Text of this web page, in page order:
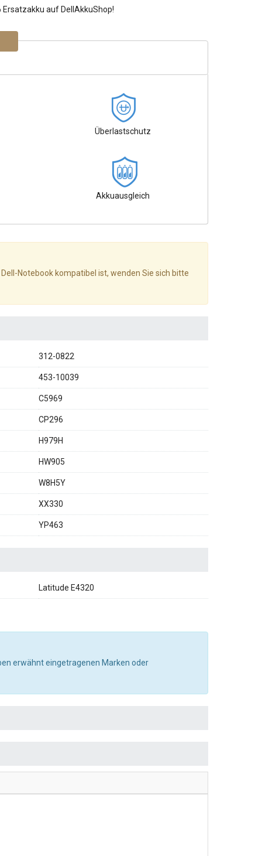
auf DellAkkuShop!
Überlastschutz
Akkuausgleich
Notebook kompatibel ist, wenden Sie sich bitte
312-0822
453-10039
C5969
CP296
H979H
HW905
W8H5Y
XX330
YP463
Latitude E4320
erwähnt eingetragenen Marken oder